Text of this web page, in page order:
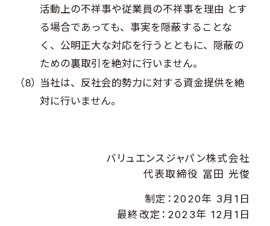
活動上の不祥事や従業員の不祥事を理由 とす
る場合であっても、事実を隠蔽することな
く、公明正大な対応を行うとともに、隠蔽の
ための裏取引を絶対に行いません。
当社は、反社会的勢力に対する資金提供を絶
対に行いません。
バリュエンスジャパン株式会社
代表取締役 冨田 光俊
制定：2020年 3月1日
最終改定：2023年 12月1日